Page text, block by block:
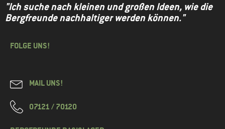
"Ich suche nach kleinen und großen Ideen, wie die
Bergfreunde nachhaltiger werden können."
FOLGE UNS!
MAIL UNS!
07121 / 70120